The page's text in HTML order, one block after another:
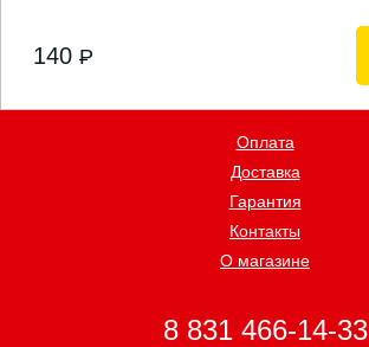
140 P
Оплата
Доставка
Гарантия
Контакты
О магазине
8 831 466-14-33